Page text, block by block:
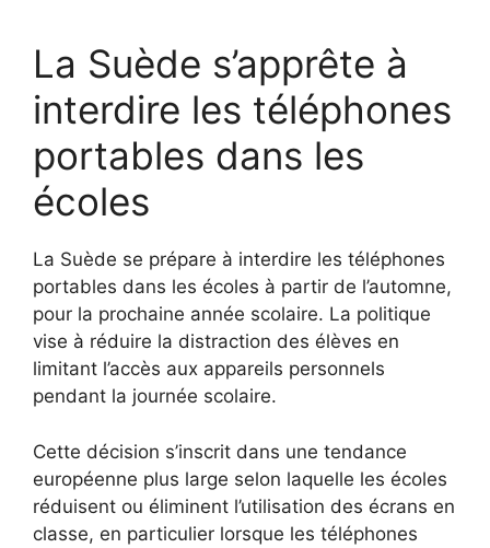
La Suède s’apprête à
interdire les téléphones
portables dans les
écoles
La Suède se prépare à interdire les téléphones
portables dans les écoles à partir de l’automne,
pour la prochaine année scolaire. La politique
vise à réduire la distraction des élèves en
limitant l’accès aux appareils personnels
pendant la journée scolaire.
Cette décision s’inscrit dans une tendance
européenne plus large selon laquelle les écoles
réduisent ou éliminent l’utilisation des écrans en
classe, en particulier lorsque les téléphones